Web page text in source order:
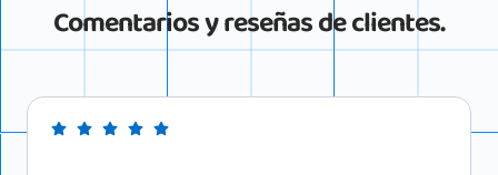
Comentarios y reseñas de clientes.